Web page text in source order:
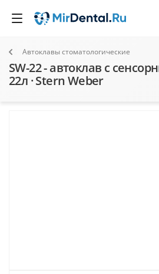
Автоклавы стоматологические
SW-22 - автоклав с
22л · Stern Weber